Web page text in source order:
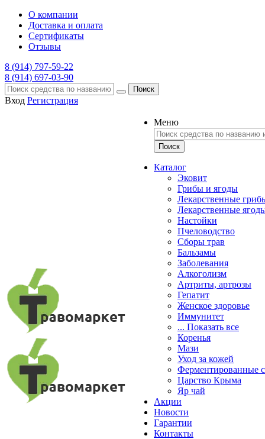
О компании
Доставка и оплата
Сертификаты
Отзывы
8 (914) 797-59-22
8 (914) 697-03-90
Поиск
Вход Регистрация
Меню
Каталог
Эковит
Грибы и ягоды
Лекарственные
Лекарственные
Настойки
Пчеловодство
Сборы трав
Бальзамы
Заболевания
Алкоголизм
Артриты, артрозы
Гепатит
Женское здоровье
Иммунитет
... Показать все
Коренья
Мази
Уход за кожей
Ферментированные
Царство Крыма
Яр чай
Акции
Новости
Гарантии
Контакты